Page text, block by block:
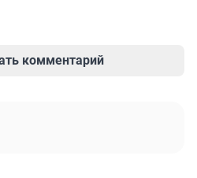
комментарий